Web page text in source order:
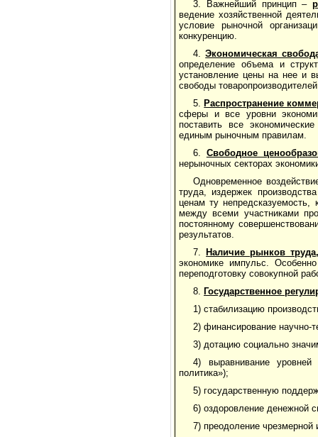
3. Важнейший принцип –
ведение хозяйственной
условие рыночной
конкуренцию.
4.Экономическая
определение объема и
установление цены на нее и
свободы
5.
Распространение
сферы и все уровни
поставить все
единым рыночным правилам.
6. Свободное
нерыночных секторах
Одновременное
труда, издержек
ценам ту непредсказуемость,
между всеми участниками
постоянному
результатов.
7.
Наличие рынков
экономике импульс.
переподготовку совокупной
8.
Государственное
1) стабилизацию
2) финансирование научно-
3) дотацию социально
4) выравнивание уровней
политика»);
5) государственную
6) оздоровление денежной
7) преодоление